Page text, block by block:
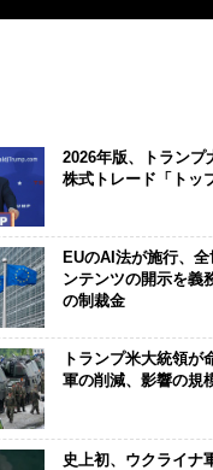
2026年版、トランプ
株式トレード「トッ
EUのAI法が施行、
ンテンツの開示を
の制裁金
トランプ米大統領が
軍の削減、影響の規
史上初、ウクライナ